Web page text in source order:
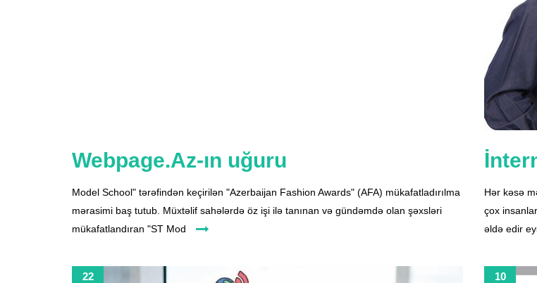
Webpage.Az-ın uğuru
Model School" tərəfindən keçirilən "Azerbaijan Fashion Awards" (AFA) mükafatladırılma
mərasimi baş tutub. Müxtəlif sahələrdə öz işi ilə tanınan və gündəmdə olan şəxsləri
mükafatlandıran "ST Mod
Hər kəsə
çox
əldə edir
22 10